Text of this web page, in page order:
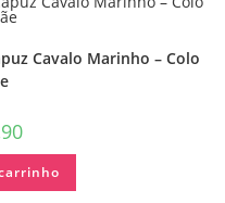
Cavalo Marinho – Colo